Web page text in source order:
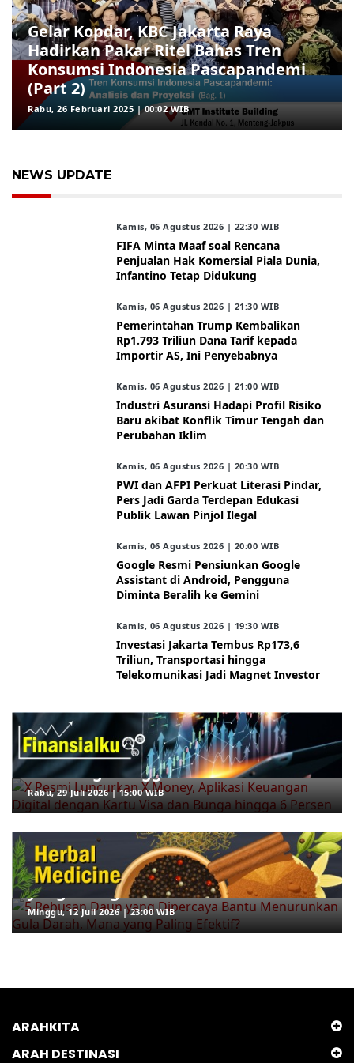
Gelar Kopdar, KBC Jakarta Raya
Hadirkan Pakar Ritel Bahas Tren
Konsumsi Indonesia Pascapandemi
(Part 2)
Rabu, 26 Februari 2025 | 00:02 WIB
NEWS UPDATE
Kamis, 06 Agustus 2026 | 22:30 WIB
FIFA Minta Maaf soal Rencana
Penjualan Hak Komersial Piala Dunia,
Infantino Tetap Didukung
Kamis, 06 Agustus 2026 | 21:30 WIB
Pemerintahan Trump Kembalikan
Rp1.793 Triliun Dana Tarif kepada
Importir AS, Ini Penyebabnya
Kamis, 06 Agustus 2026 | 21:00 WIB
Industri Asuransi Hadapi Profil Risiko
Baru akibat Konflik Timur Tengah dan
Perubahan Iklim
Kamis, 06 Agustus 2026 | 20:30 WIB
PWI dan AFPI Perkuat Literasi Pindar,
Pers Jadi Garda Terdepan Edukasi
Publik Lawan Pinjol Ilegal
Kamis, 06 Agustus 2026 | 20:00 WIB
Google Resmi Pensiunkan Google
Assistant di Android, Pengguna
Diminta Beralih ke Gemini
Kamis, 06 Agustus 2026 | 19:30 WIB
Investasi Jakarta Tembus Rp173,6
Triliun, Transportasi hingga
Telekomunikasi Jadi Magnet Investor
X Resmi Luncurkan X Money, Aplikasi
Keuangan Digital dengan Kartu Visa
dan Bunga hingga 6 Persen
Rabu, 29 Juli 2026 | 15:00 WIB
5 Rebusan Daun yang Dipercaya
Bantu Menurunkan Gula Darah, Mana
yang Paling Efektif?
Minggu, 12 Juli 2026 | 23:00 WIB
ARAHKITA
ARAH DESTINASI